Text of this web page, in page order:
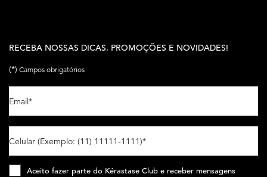
RECEBA NOSSAS DICAS, PROMOÇÕES E NOVIDADES!
(*) Campos obrigatórios
Email*
Celular (Exemplo: (11) 11111-1111)*
Aceito fazer parte do Kérastase Club e receber mensagens